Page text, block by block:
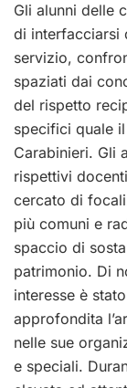
Gli alunni delle
di interfacciarsi
servizio,
spaziati dai
del rispetto
specifici quale
Carabinieri. Gli
rispettivi
cercato di
più comuni e
spaccio di
patrimonio. Di
interesse è
approfondita
nelle sue
e speciali.